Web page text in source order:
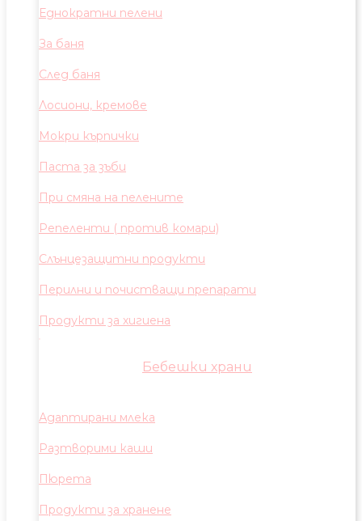
Еднократни пелени
За баня
След баня
Лосиони, кремове
Мокри кърпички
Паста за зъби
При смяна на пелените
Репеленти ( против комари)
Слънцезащитни продукти
Перилни и почистващи препарати
Продукти за хигиена
Бебешки храни
Адаптирани млека
Разтворими каши
Пюрета
Продукти за хранене